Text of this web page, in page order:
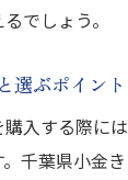
でしょう。
選ぶポイント
入する際に
千葉県小金